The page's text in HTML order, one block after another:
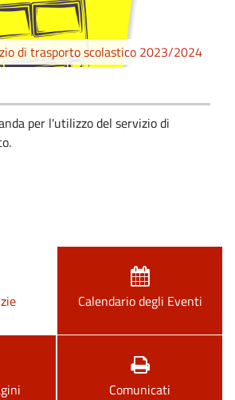
di trasporto scolastico 2023/2024
per l'utilizzo del servizio di
Calendario degli Eventi
Comunicati